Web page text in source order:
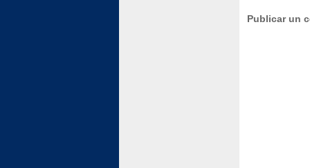
Publicar un